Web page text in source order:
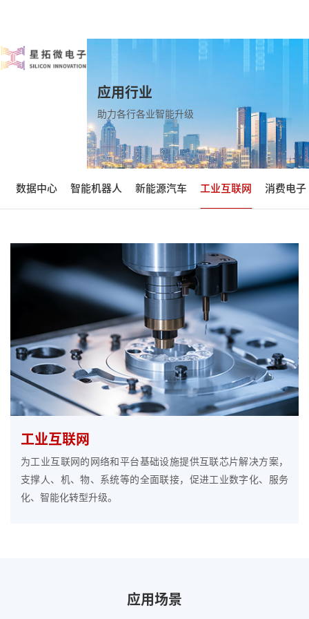
应用行业
助力各行各业智能升级
数据中心 智能机器人 新能源汽车 工业互联网 消费电子
工业互联网
为工业互联网的网络和平台基础设施提供互联芯片解决方案，
支撑人、机、物、系统等的全面联接，促进工业数字化、服务
化、智能化转型升级。
应用场景